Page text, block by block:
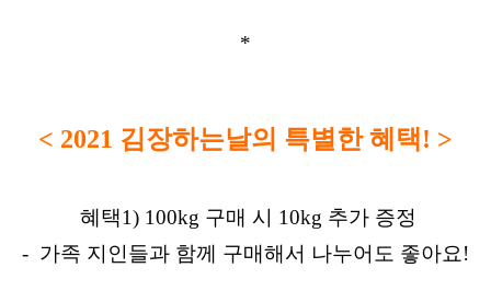
*
< 2021 김장하는날의 특별한 혜택! >
-  가족 지인들과 함께 구매해서 나누어도 좋아요!